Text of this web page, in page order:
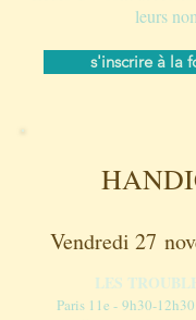
leurs
s'inscrire à la
Vendredi 27
LES
Paris 11e - 9h30-